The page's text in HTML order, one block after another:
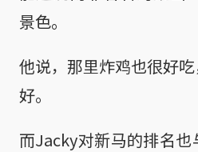
景色。
他说，那里炸鸡也很好
好。
而Jacky对新马的排名也